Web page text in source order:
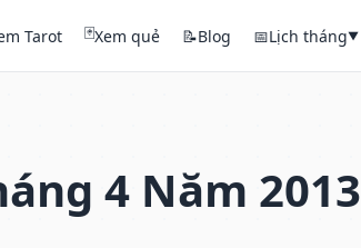
Tarot 🃏Xem quẻ 📝Blog 📅Lịch tháng▼
4 Năm 2013